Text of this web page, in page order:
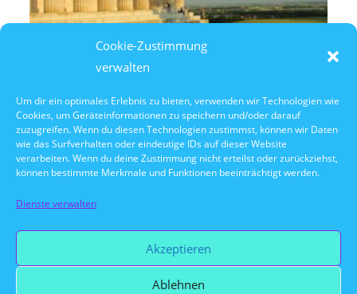
Cookie-Zustimmung
verwalten
Um dir ein optimales Erlebnis zu bieten, verwenden wir Technologien wie
Cookies, um Geräteinformationen zu speichern und/oder darauf
zuzugreifen. Wenn du diesen Technologien zustimmst, können wir Daten
wie das Surfverhalten oder eindeutige IDs auf dieser Website
verarbeiten. Wenn du deine Zustimmung nicht erteilst oder zurückziehst,
können bestimmte Merkmale und Funktionen beeinträchtigt werden.
Dienste verwalten
Akzeptieren
Ablehnen
10. Oktober 2026
10:30 Uhr Walhalla Schifffahrt
Vorherige Veranstaltung
Nächste Veranstaltung